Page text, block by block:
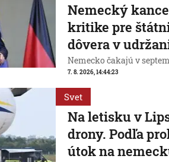
Nemecký
kritike pre
dôvera v
Nemecko čakajú v
7. 8. 2026, 14:44:23
Svet
Na letisku v
drony. Podľa
útok na